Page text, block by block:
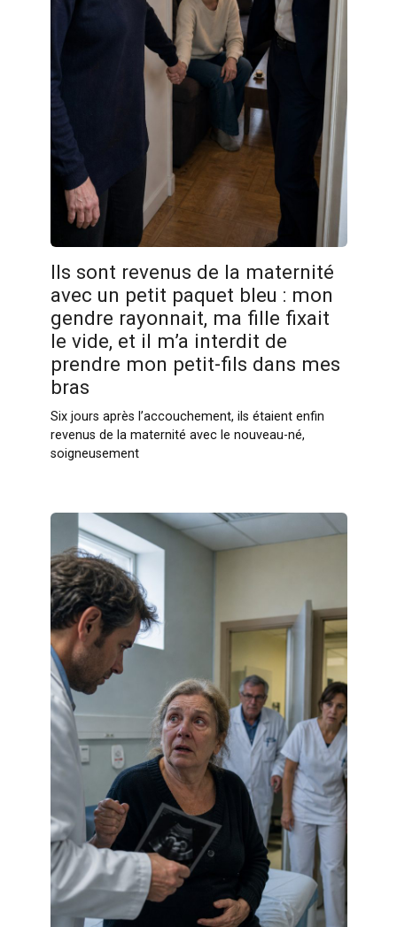
Ils sont revenus de la maternité
avec un petit paquet bleu : mon
gendre rayonnait, ma fille fixait
le vide, et il m’a interdit de
prendre mon petit-fils dans mes
bras
Six jours après l’accouchement, ils étaient enfin
revenus de la maternité avec le nouveau-né,
soigneusement